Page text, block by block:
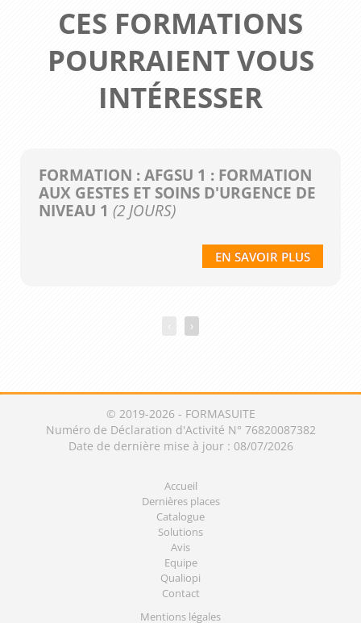
CES FORMATIONS
POURRAIENT VOUS
INTÉRESSER
FORMATION : AFGSU 1 : FORMATION
AUX GESTES ET SOINS D'URGENCE DE
NIVEAU 1 (2 JOURS)
EN SAVOIR PLUS
›
© 2019-2026 - FORMASUITE
Numéro de Déclaration d'Activité N° 76820087382
Date de dernière mise à jour : 08/07/2026
Accueil
Dernières places
Catalogue
Solutions
Avis
Equipe
Qualiopi
Contact
Mentions légales